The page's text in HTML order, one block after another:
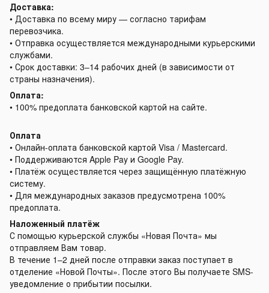
Доставка:
• Доставка по всему миру — согласно тарифам
перевозчика.
• Отправка осуществляется международными курьерскими
службами.
• Срок доставки: 3–14 рабочих дней (в зависимости от
страны назначения).
Оплата:
• 100% предоплата банковской картой на сайте.
Оплата
• Онлайн-оплата банковской картой Visa / Mastercard.
• Поддерживаются Apple Pay и Google Pay.
• Платёж осуществляется через защищённую платёжную
систему.
• Для международных заказов предусмотрена 100%
предоплата.
Наложенный платёж
С помощью курьерской службы «Новая Почта» мы
отправляем Вам товар.
В течение 1–2 дней после отправки заказ поступает в
отделение «Новой Почты». После этого Вы получаете SMS-
уведомление о прибытии посылки.